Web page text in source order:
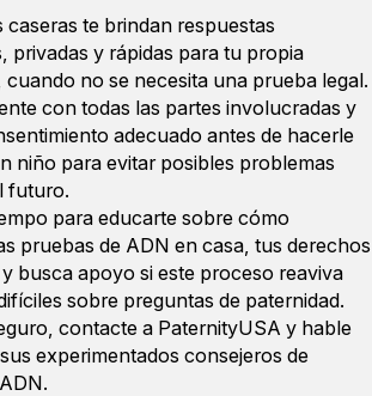
caseras te brindan respuestas
privadas y rápidas para tu propia
cuando no se necesita una prueba legal.
con todas las partes involucradas y
adecuado antes de hacerle
niño para evitar posibles problemas
futuro.
para educarte sobre cómo
pruebas de ADN en casa, tus derechos
busca apoyo si este proceso reaviva
sobre preguntas de paternidad.
contacte a PaternityUSA y hable
experimentados consejeros de